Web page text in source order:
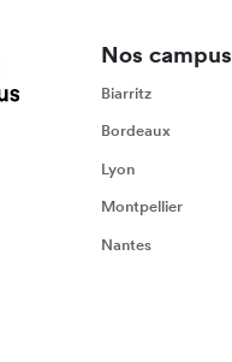
Nos campus
Biarritz
Bordeaux
Lyon
Montpellier
Nantes